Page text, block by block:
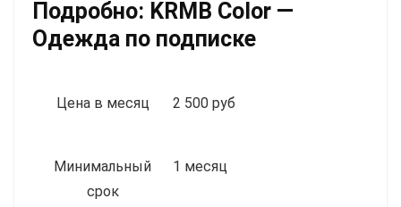
Подробно: KRMB Color —
Одежда по подписке
Цена в месяц 2 500 руб
Минимальный
срок
1 месяц